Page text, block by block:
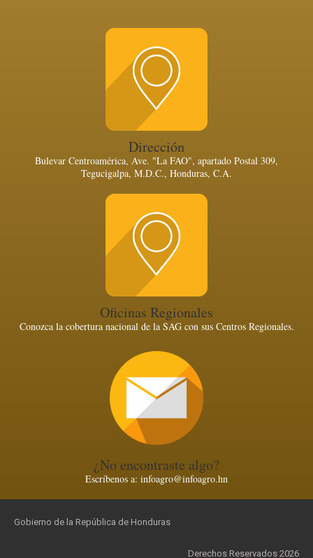
Dirección
Bulevar Centroamérica, Ave. "La FAO", apartado Postal 309,
Tegucigalpa, M.D.C., Honduras, C.A.
Oficinas Regionales
Conozca la cobertura nacional de la SAG con sus Centros Regionales.
¿No encontraste algo?
Escríbenos a: infoagro@infoagro.hn
Gobierno de la República de Honduras
Derechos Reservados 2026